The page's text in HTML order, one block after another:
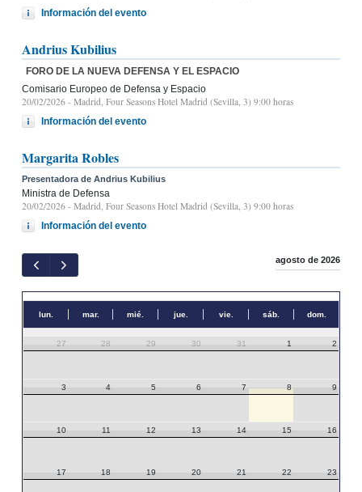
Información del evento
Andrius Kubilius
FORO DE LA NUEVA DEFENSA Y EL ESPACIO
Comisario Europeo de Defensa y Espacio
20/02/2026 - Madrid, Four Seasons Hotel Madrid (Sevilla, 3) 9:00 horas
Información del evento
Margarita Robles
Presentadora de Andrius Kubilius
Ministra de Defensa
20/02/2026 - Madrid, Four Seasons Hotel Madrid (Sevilla, 3) 9:00 horas
Información del evento
agosto de 2026
lun. mar. mié. jue. vie. sáb. dom.
27 28 29 30 31 1 2
3 4 5 6 7 8 9
10 11 12 13 14 15 16
17 18 19 20 21 22 23